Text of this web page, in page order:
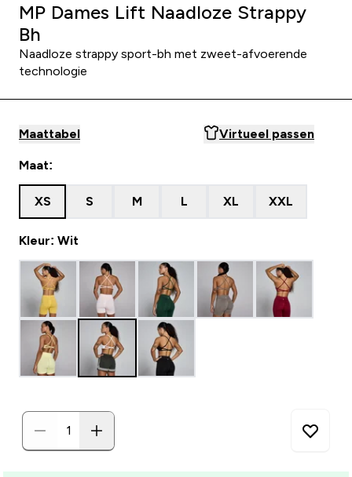
MP Dames Lift Naadloze Strappy
Bh
Naadloze strappy sport-bh met zweet-afvoerende
technologie
Maattabel Virtueel passen
Maat:
XS S M L XL XXL
Kleur: Wit